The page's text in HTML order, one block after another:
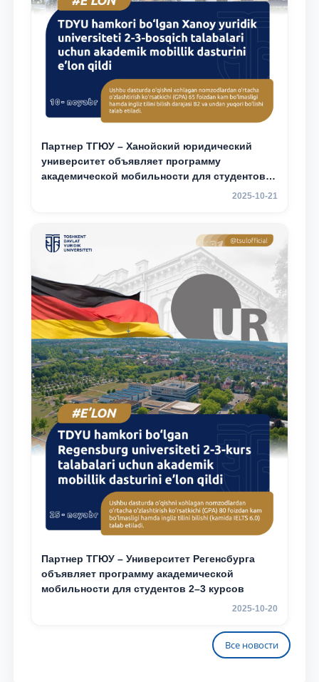
Партнер ТГЮУ – Ханойский юридический
университет объявляет программу
академической мобильности для студентов
2025-10-21
Партнер ТГЮУ – Университет Регенсбурга
объявляет программу академической
мобильности для студентов 2–3 курсов
2025-10-20
Все новости